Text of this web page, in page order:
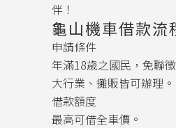
伴！
龜山機車借款流
申請條件
年滿18歲之國民，免聯
大行業、攤販皆可辦理。
借款額度
最高可借全車價。